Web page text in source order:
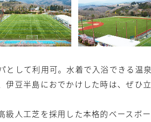
として利用可。水着で入浴できる温泉
伊豆半島におでかけした時は、ぜひ立
級人工芝を採用した本格的ベースボー